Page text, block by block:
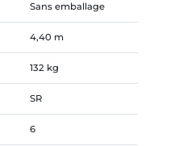
Sans emballage
4,40 m
132 kg
SR
6